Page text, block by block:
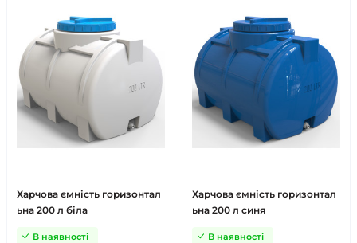
Харчова ємність горизонтал
ьна 200 л біла
В наявності
Харчова ємність горизонтал
ьна 200 л синя
В наявності